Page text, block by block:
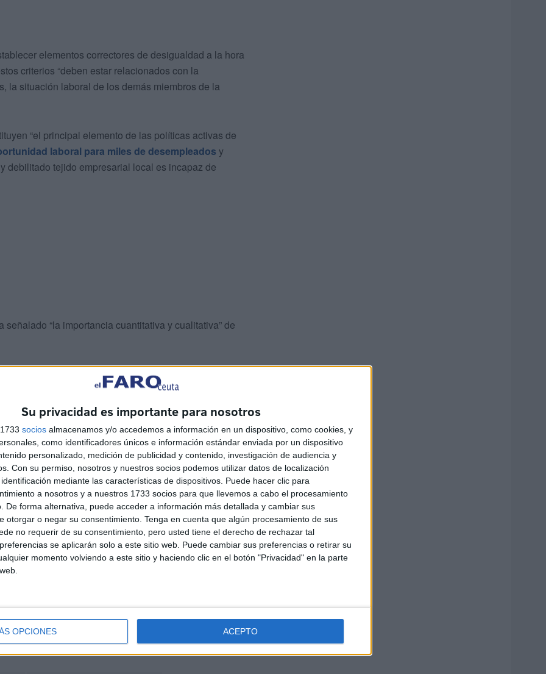
Su privacidad es importante para nosotros
socios almacenamos y/o accedemos a información en un dispositivo, como cookies, y
como identificadores únicos e información estándar enviada por un dispositivo
personalizado, medición de publicidad y contenido, investigación de audiencia y
Con su permiso, nosotros y nuestros socios podemos utilizar datos de localización
mediante las características de dispositivos. Puede hacer clic para
a nosotros y a nuestros 1733 socios para que llevemos a cabo el procesamiento
De forma alternativa, puede acceder a información más detallada y cambiar sus
otorgar o negar su consentimiento. Tenga en cuenta que algún procesamiento de sus
no requerir de su consentimiento, pero usted tiene el derecho de rechazar tal
se aplicarán solo a este sitio web. Puede cambiar sus preferencias o retirar su
momento volviendo a este sitio y haciendo clic en el botón "Privacidad" en la parte
OPCIONES ACEPTO
elementos correctores de desigualdad a la hora
criterios “deben estar relacionados con la
la situación laboral de los demás miembros de la
“el principal elemento de las políticas activas de
laboral para miles de desempleados y
debilitado tejido empresarial local es incapaz de
“la importancia cuantitativa y cualitativa” de
establecer unos mecanismos de selección
Asamblea”, explica.
el Gobierno suele ser muy remiso a la hora de
criterios con los que gestiona los Planes de Empleo”.
y sobre todo mayor transparencia ya que esos planes
a ser contratados durante un periodo para así,